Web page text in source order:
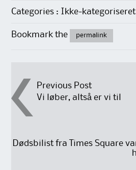
Categories : Ikke-kategoriseret
Bookmark the permalink
Post
navigation
Previous Post
Vi løber, altså er vi til
Dødsbilist fra Times Square